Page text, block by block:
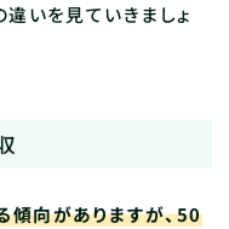
違いを見ていきましょ
傾向がありますが、50